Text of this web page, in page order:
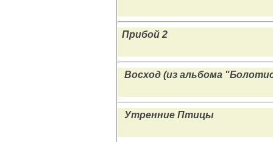
Прибой 2
Восход (из альбома
Утренние Птицы